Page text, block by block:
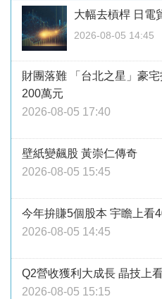
大幅去槓桿 日電
2026-08-05 14:45
財團落難 「台北之星」豪
200萬元
2026-08-05 17:40
壁紙變飆股 黃崇仁傳奇
2026-08-05 15:45
今年拚賺5個股本 宇瞻上看
2026-08-05 14:45
Q2營收獲利大成長 晶技上
2026-08-05 15:15